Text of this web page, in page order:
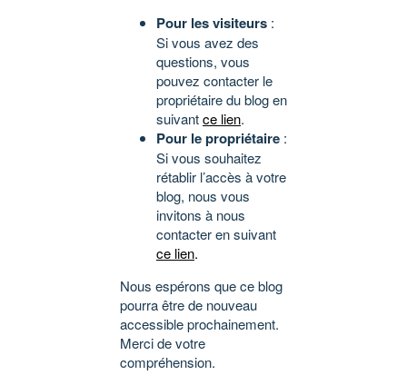
Pour les visiteurs :
Si vous avez des
questions, vous
pouvez contacter le
propriétaire du blog en
suivantce lien.
Pour le propriétaire :
Si vous souhaitez
rétablir l’accès à votre
blog, nous vous
invitons à nous
contacter en suivant
ce lien.
Nous espérons que ce blog
pourra être de nouveau
accessible prochainement.
Merci de votre
compréhension.